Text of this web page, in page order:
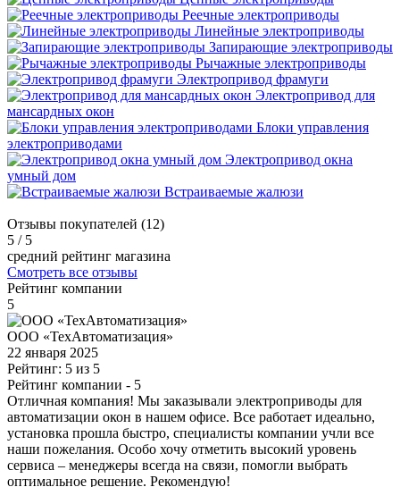
Реечные электроприводы
Линейные электроприводы
Запирающие электроприводы
Рычажные электроприводы
Электропривод фрамуги
Электропривод для
мансардных окон
Блоки управления
электроприводами
Электропривод окна
умный дом
Встраиваемые жалюзи
Отзывы покупателей (12)
5 / 5
средний рейтинг магазина
Смотреть все отзывы
Рейтинг компании
5
ООО «ТехАвтоматизация»
22 января 2025
Рейтинг: 5 из 5
Рейтинг компании - 5
Отличная компания! Мы заказывали электроприводы для
автоматизации окон в нашем офисе. Все работает идеально,
установка прошла быстро, специалисты компании учли все
наши пожелания. Особо хочу отметить высокий уровень
сервиса – менеджеры всегда на связи, помогли выбрать
оптимальное решение. Рекомендую!